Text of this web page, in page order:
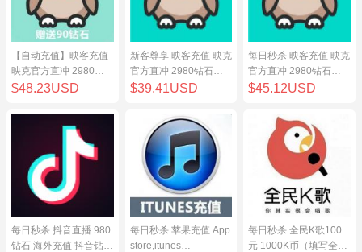
【自动充值】映客充值
映克官方直冲 2980钻
石 298元 inke钻石
$48.23USD
新客尊享 映客充值 映克
官方直冲 2980钻石
298元 inke钻石
$39.41USD
每日秒杀 映客充值 映克
官方直冲 2980钻石
298元 inke钻石
$45.12USD
每日秒杀 抖音直播 980
钻石 海外充值 抖音钻石
每日秒杀 苹果充值 App
store,itunes
每日秒杀 全民K歌100
元 1000K币（填写全民